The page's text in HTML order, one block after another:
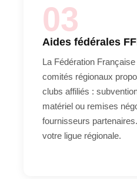
03
Aides fédérales
La Fédération
comités régionaux
clubs affiliés :
matériel ou remises
fournisseurs
votre ligue régionale.